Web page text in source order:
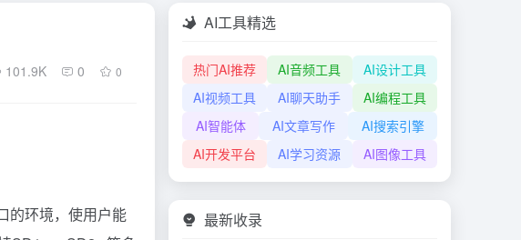
101.9K 0 0
的环境，使用户能
AI工具精选
热门AI推荐 AI音频工具
AI设计工具
AI视频工具
AI聊天助手
AI编程工具
AI智能体
AI文章写作
AI搜索引擎
AI开发平台
AI学习资源 AI图像工具
最新收录